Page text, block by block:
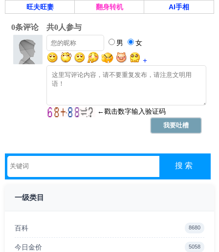
旺夫旺妻
翻身转机 AI手相
一级类目
百科 8680
今日金价 5058